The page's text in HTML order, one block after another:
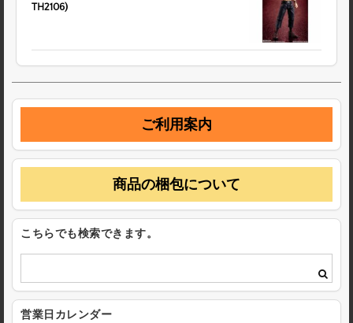
TH2106)
ご利用案内
商品の梱包について
こちらでも検索できます。
営業日カレンダー